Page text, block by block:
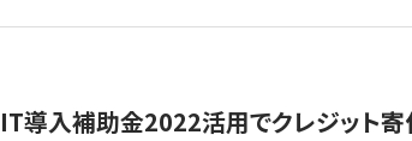
IT導入補助金2022活用でクレジット